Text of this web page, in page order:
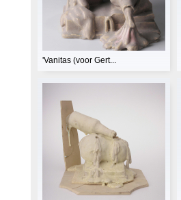
'Vanitas (voor Gert...